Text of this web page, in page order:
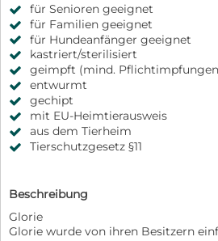
für Senioren geeignet
für Familien geeignet
für Hundeanfänger geeignet
kastriert/sterilisiert
geimpft (mind.
entwurmt
gechipt
mit EU-Heimtierausweis
aus dem Tierheim
Tierschutzgesetz §11
Beschreibung
Glorie
Glorie wurde von ihren Besitzern